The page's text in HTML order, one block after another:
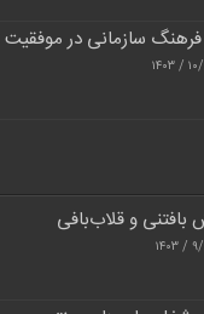
سازمانی در موفقیت
بافتنی و قلاب‌بافی